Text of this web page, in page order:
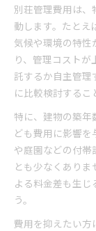
別荘管理費用は、
動します。たとえ
気候や環境の特
り、管理コスト
託するか自主管理
に比較検討するこ
特に、建物の築年
ども費用に影響
や庭園などの付帯
とも少なくあり
よる料金差も生
う。
費用を抑えたい方